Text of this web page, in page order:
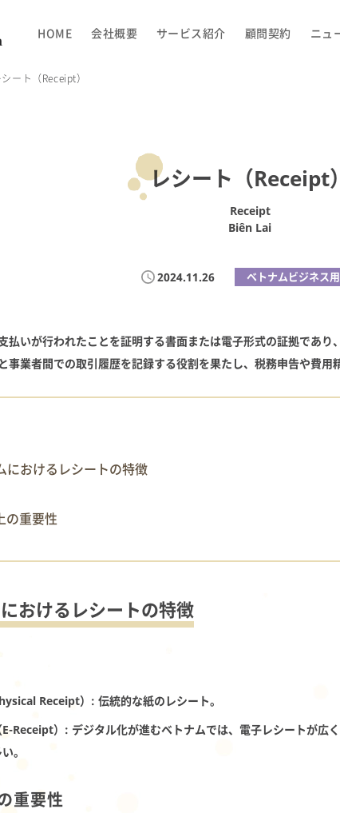
HOME 会社概要 サービス紹介 顧問契約 ニュ
シート（Receipt）
レシート（Receipt）
Receipt
Biên Lai
2024.11.26 ベトナムビジネス
払いが行われたことを証明する書面または電子形式の証拠であ
事業者間での取引履歴を記録する役割を果たし、税務申告や費用
におけるレシートの特徴
の重要性
おけるレシートの特徴
Receipt） : 伝統的な紙のレシート。
Receipt） : デジタル化が進むベトナムでは、電子レシートが広
。
重要性